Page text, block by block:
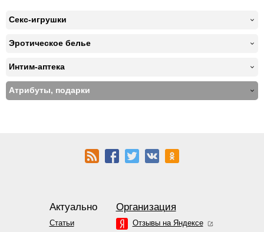
Секс-игрушки
Эротическое белье
Интим-аптека
Атрибуты, подарки
Актуально
Статьи
Организация
Отзывы на Яндексе